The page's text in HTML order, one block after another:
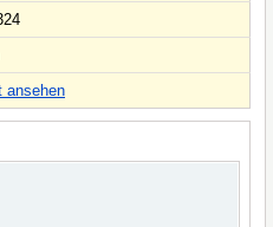
ansehen